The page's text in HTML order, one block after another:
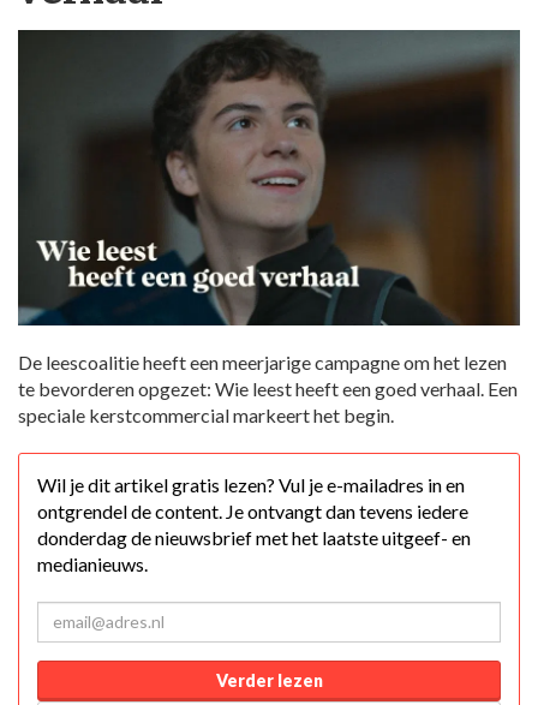
De leescoalitie heeft een meerjarige campagne om het lezen
te bevorderen opgezet: Wie leest heeft een goed verhaal. Een
speciale kerstcommercial markeert het begin.
Wil je dit artikel gratis lezen? Vul je e-mailadres in en
ontgrendel de content. Je ontvangt dan tevens iedere
donderdag de nieuwsbrief met het laatste uitgeef- en
medianieuws.
Verder lezen